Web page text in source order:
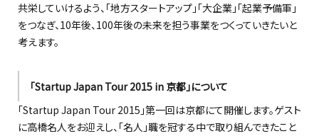
共栄していけるよう、「地方スタートアップ」「大企業」「起業予備軍」
をつなぎ、10年後、100年後の未来を担う事業をつくっていきたいと
考えます。
「Startup Japan Tour 2015 in 京都」について
「Startup Japan Tour 2015」第一回は京都にて開催します。ゲスト
に高橋名人をお迎えし、「名人」職を冠する中で取り組んできたこと